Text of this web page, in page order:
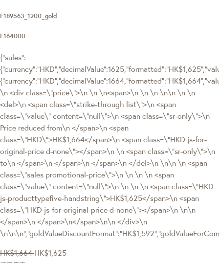
F189563_1200_gold
F164000
{"sales":
\n <div class=\"price\">\n \n \n<span>\n \n \n \n\n \n \n
<del>\n <span class=\"strike-through list\">\n <span
class=\"value\" content=\"null\">\n <span class=\"sr-only\">\n
Price reduced from\n </span>\n <span
class=\"HKD\">HK$1,664</span>\n <span class=\"HKD js-for-
original-price d-none\"></span>\n \n <span class=\"sr-only\">\n
to\n </span>\n </span>\n </span>\n </del>\n \n\n \n <span
class=\"sales promotional-price\">\n \n \n \n <span
class=\"value\" content=\"null\">\n \n \n \n <span class=\"HKD
js-producttypefive-handstring\">HK$1,625</span>\n <span
class=\"HKD js-for-original-price d-none\"></span>\n \n\n
</span>\n </span>\n</span>\n\n </div>\n
HK$1,664 HK$1,625